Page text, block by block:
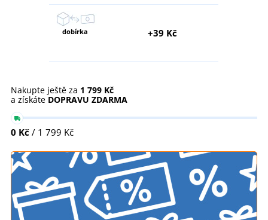
dobírka +39 Kč
Nakupte ještě za 1 799 Kč
a získáte DOPRAVU ZDARMA
0 Kč / 1 799 Kč